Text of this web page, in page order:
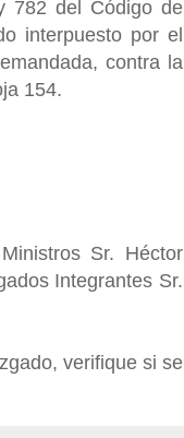
782 del Código de
interpuesto por el
contra la
154.
Sr. Héctor
Integrantes Sr.
verifique si se